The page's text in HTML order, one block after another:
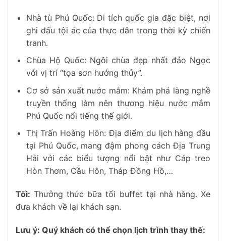
Nhà tù Phú Quốc: Di tích quốc gia đặc biệt, nơi
ghi dấu tội ác của thực dân trong thời kỳ chiến
tranh.
Chùa Hộ Quốc: Ngôi chùa đẹp nhất đảo Ngọc
với vị trí “tọa sơn hướng thủy”.
Cơ sở sản xuất nước mắm: Khám phá làng nghề
truyền thống làm nên thương hiệu nước mắm
Phú Quốc nổi tiếng thế giới.
Thị Trấn Hoàng Hôn: Địa điểm du lịch hàng đầu
tại Phú Quốc, mang đậm phong cách Địa Trung
Hải với các biểu tượng nổi bật như Cáp treo
Hòn Thơm, Cầu Hôn, Tháp Đồng Hồ,…
Tối: Thưởng thức bữa tối buffet tại nhà hàng. Xe
đưa khách về lại khách sạn.
Lưu ý: Quý khách có thể chọn lịch trình thay thế: